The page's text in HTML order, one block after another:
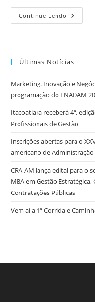
Continue Lendo
Últimas Notícias
Marketing, Inovação e
programação do ENADAM
Itacoatiara receberá 4ª.
Profissionais de Gestão
Inscrições abertas para o
americano de Administração
CRA-AM lança edital para o
MBA em Gestão
Contratações Públicas
Vem aí a 1ª Corrida e